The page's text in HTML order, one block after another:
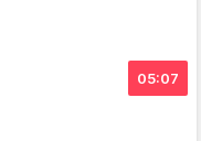
05:07